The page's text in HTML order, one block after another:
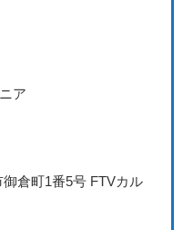
ア
倉町1番5号 FTVカル